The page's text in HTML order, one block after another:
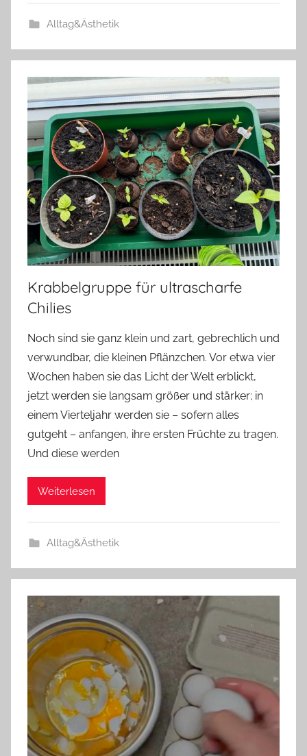
Alltag&Ästhetik
Krabbelgruppe für ultrascharfe
Chilies
Noch sind sie ganz klein und zart, gebrechlich und
verwundbar, die kleinen Pflänzchen. Vor etwa vier
Wochen haben sie das Licht der Welt erblickt,
jetzt werden sie langsam größer und stärker; in
einem Vierteljahr werden sie – sofern alles
gutgeht – anfangen, ihre ersten Früchte zu tragen.
Und diese werden
Weiterlesen
Alltag&Ästhetik